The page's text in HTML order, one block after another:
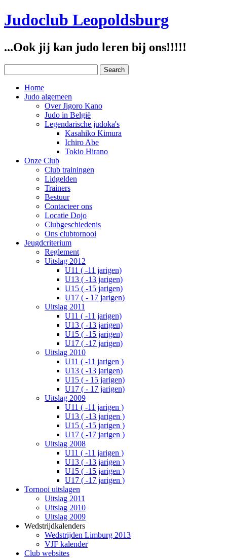
Judoclub Leopoldsburg
...Ook jij kan judo leren bij ons!!!!!
Home
Judo algemeen
Over Jigoro Kano
Judo in België
Legendarische judoka's
Kasahiko Kimura
Ichiro Abe
Tokio Hirano
Onze Club
Club trainingen
Lidgelden
Trainers
Bestuur
Contacteer ons
Locatie Dojo
Clubgeschiedenis
Ons clubtornooi
Jeugdcriterium
Reglement
Uitslag 2012
U11 ( -11 jarigen)
U13 ( -13 jarigen)
U15 ( -15 jarigen)
U17 ( - 17 jarigen)
Uitslag 2011
U11 ( -11 jarigen)
U13 ( -13 jarigen)
U15 ( -15 jarigen)
U17 ( -17 jarigen)
Uitslag 2010
U11 ( -11 jarigen )
U13 ( -13 jarigen)
U15 ( - 15 jarigen)
U17 ( - 17 jarigen)
Uitslag 2009
U11 ( -11 jarigen )
U13 ( -13 jarigen )
U15 ( -15 jarigen )
U17 ( -17 jarigen )
Uitslag 2008
U11 ( -11 jarigen )
U13 ( -13 jarigen )
U15 ( -15 jarigen )
U17 ( -17 jarigen )
Tornooi uitslagen
Uitslag 2011
Uitslag 2010
Uitslag 2009
Wedstrijdkalenders
Wedstrijden Limburg 2013
VJF kalender
Club websites